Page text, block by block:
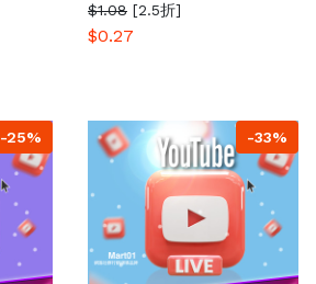
$1.08 [2.5折]
$0.27
-25% -33%